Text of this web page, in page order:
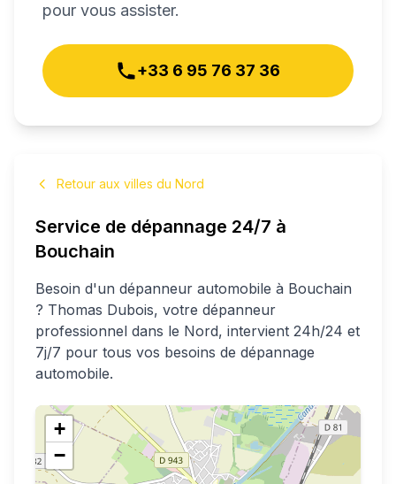
pour vous assister.
+33 6 95 76 37 36
Retour aux villes du Nord
Service de dépannage 24/7 à
Bouchain
Besoin d'un dépanneur automobile à Bouchain
? Thomas Dubois, votre dépanneur
professionnel dans le Nord, intervient 24h/24 et
7j/7 pour tous vos besoins de dépannage
automobile.
+
−